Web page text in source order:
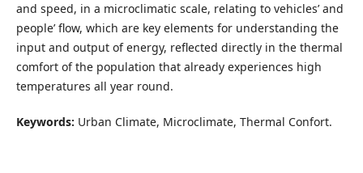
and speed, in a microclimatic scale, relating to vehicles’ and
people’ flow, which are key elements for understanding the
input and output of energy, reflected directly in the thermal
comfort of the population that already experiences high
temperatures all year round.
Keywords: Urban Climate, Microclimate, Thermal Confort.